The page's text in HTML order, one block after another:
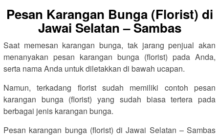
Pesan Karangan Bunga (Florist) di
Jawai Selatan – Sambas
Saat memesan karangan bunga, tak jarang penjual akan
menanyakan pesan karangan bunga (florist) pada Anda,
serta nama Anda untuk diletakkan di bawah ucapan.
Namun, terkadang florist sudah memiliki contoh pesan
karangan bunga (florist) yang sudah biasa tertera pada
berbagai jenis karangan bunga.
Pesan karangan bunga (florist) di Jawai Selatan – Sambas